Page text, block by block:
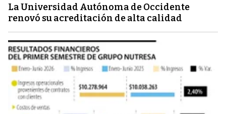
La Universidad Autónoma de Occidente
renovó su acreditación de alta calidad